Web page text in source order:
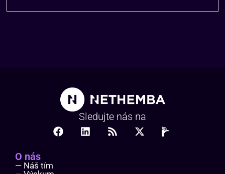
Sledujte nás na
O nás
— Náš tím